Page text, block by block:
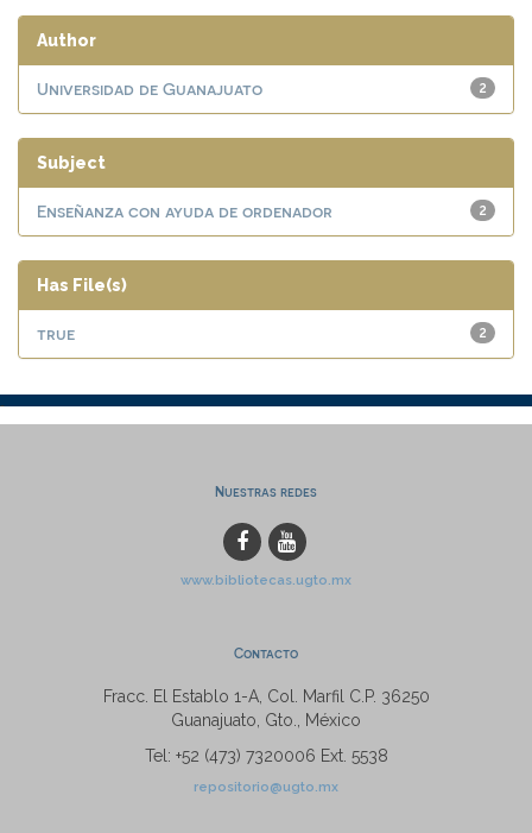
Author
2
Universidad de Guanajuato
Subject
2
Enseñanza con ayuda de ordenador
Has File(s)
2
true
Nuestras redes
www.bibliotecas.ugto.mx
Contacto
Fracc. El Establo 1-A, Col. Marfil C.P. 36250
Guanajuato, Gto., México
Tel: +52 (473) 7320006 Ext. 5538
repositorio@ugto.mx